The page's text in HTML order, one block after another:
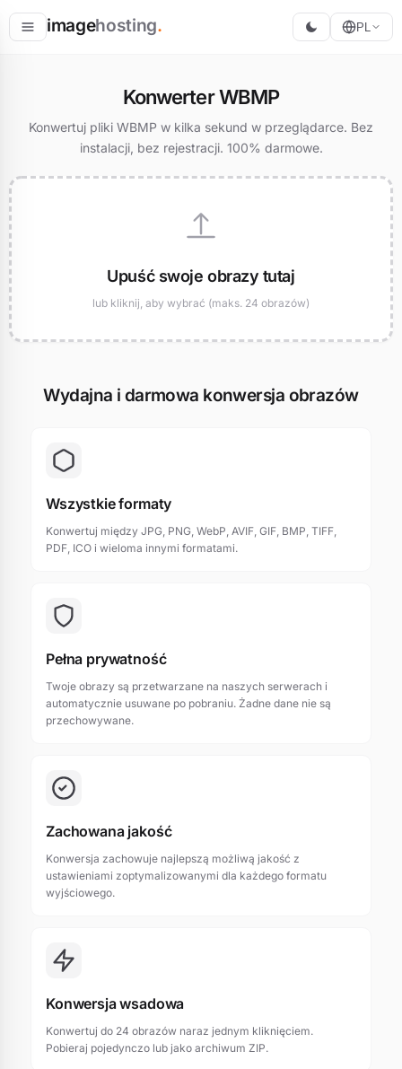
imagehosting.
Zmień rozmiar
PL
Konwerter WBMP
Konwertuj pliki WBMP w kilka sekund w przeglądarce. Bez
instalacji, bez rejestracji. 100% darmowe.
Upuść swoje obrazy tutaj
lub kliknij, aby wybrać (maks. 24 obrazów)
Wydajna i darmowa konwersja obrazów
Wszystkie formaty
Konwertuj między JPG, PNG, WebP, AVIF, GIF, BMP, TIFF,
PDF, ICO i wieloma innymi formatami.
Pełna prywatność
Twoje obrazy są przetwarzane na naszych serwerach i
automatycznie usuwane po pobraniu. Żadne dane nie są
przechowywane.
Zachowana jakość
Konwersja zachowuje najlepszą możliwą jakość z
ustawieniami zoptymalizowanymi dla każdego formatu
wyjściowego.
Konwersja wsadowa
Konwertuj do 24 obrazów naraz jednym kliknięciem.
Pobieraj pojedynczo lub jako archiwum ZIP.